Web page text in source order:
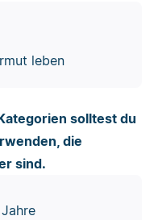
leben
solltest du
die
sind.